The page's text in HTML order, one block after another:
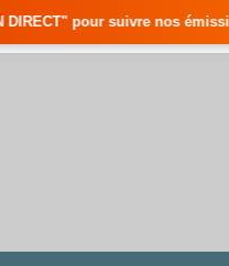
nos émissions en